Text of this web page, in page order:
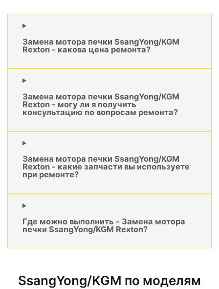
Замена мотора печки SsangYong/KGM
Rexton - какова цена ремонта?
Замена мотора печки SsangYong/KGM
Rexton - могу ли я получить
консультацию по вопросам ремонта?
Замена мотора печки SsangYong/KGM
Rexton - какие запчасти вы используете
при ремонте?
Где можно выполнить - Замена мотора
печки SsangYong/KGM Rexton?
SsangYong/KGM по моделям